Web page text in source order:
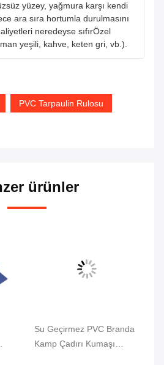
yüzey, yağmura karşı kendi
ara sıra hortumla durulmasını
neredeyse sıfırÖzel
yeşili, kahve, keten gri, vb.).
PVC Tarpaulin Rulosu
ürünler
Su Geçirmez PVC Branda
Kamp Çadırı Kumaşı